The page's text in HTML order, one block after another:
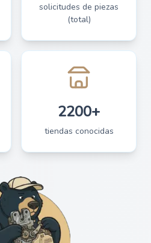
solicitudes de piezas
(total)
2200+
tiendas conocidas